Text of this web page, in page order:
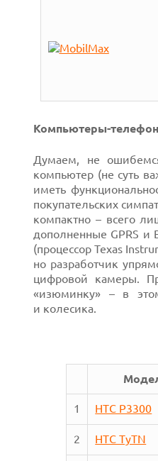
Компьютеры-
Думаем, не
компьютер (не суть
иметь
покупательских
компактно – всего
дополненные GPRS и
(процессор Texas
но разработчик
цифровой камеры.
«изюминку» – в
и колесика.
1 HTC P3300
2 HTC TyTN